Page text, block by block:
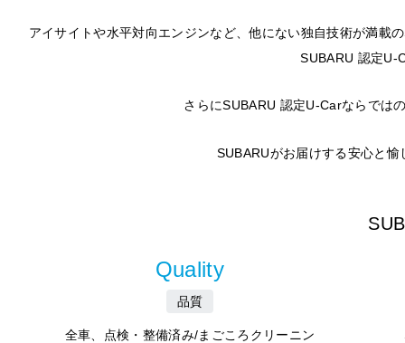
アイサイトや水平対向エンジンなど、他にない独自技術が満載
SUBARU 認定U-
さらにSUBARU 認定U-Carならでは
SUBARUがお届けする安心と
Quality
品質
全車、点検・整備済み/まごころクリーニン